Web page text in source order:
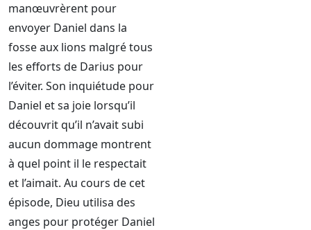
manœuvrèrent pour
envoyer Daniel dans la
fosse aux lions malgré tous
les efforts de Darius pour
l’éviter. Son inquiétude pour
Daniel et sa joie lorsqu’il
découvrit qu’il n’avait subi
aucun dommage montrent
à quel point il le respectait
et l’aimait. Au cours de cet
épisode, Dieu utilisa des
anges pour protéger Daniel